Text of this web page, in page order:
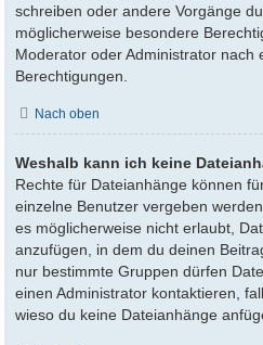
schreiben oder andere Vorgänge
möglicherweise besondere
Moderator oder Administrator nach
Berechtigungen.
Nach oben
Weshalb kann ich keine
Rechte für Dateianhänge können
einzelne Benutzer vergeben
es möglicherweise nicht erlaubt,
anzufügen, in dem du deinen
nur bestimmte Gruppen dürfen
einen Administrator kontaktieren,
wieso du keine Dateianhänge